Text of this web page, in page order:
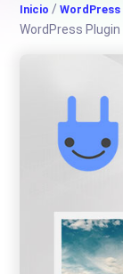
Inicio /WordPress
WordPress Plugin